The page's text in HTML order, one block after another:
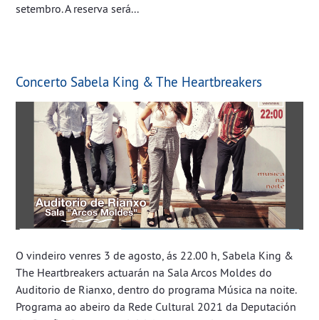
setembro. A reserva será...
Concerto Sabela King & The Heartbreakers
O vindeiro venres 3 de agosto, ás 22.00 h, Sabela King &
The Heartbreakers actuarán na Sala Arcos Moldes do
Auditorio de Rianxo, dentro do programa Música na noite.
Programa ao abeiro da Rede Cultural 2021 da Deputación